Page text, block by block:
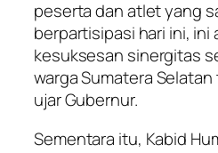
peserta dan atlet yang
berpartisipasi hari ini, ini
kesuksesan sinergitas
warga Sumatera
ujar Gubernur.
​Sementara itu, Kabid